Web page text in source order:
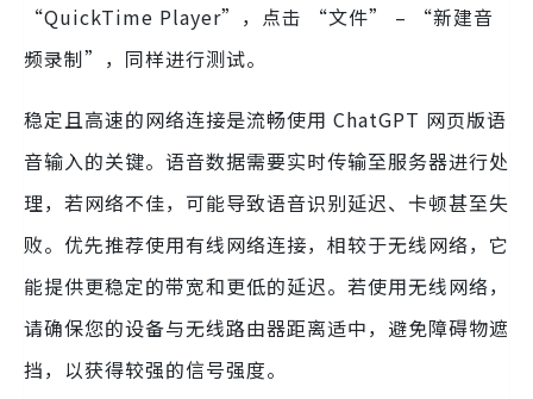
“QuickTime Player”，点击 “文件” – “新建音
频录制”，同样进行测试。
稳定且高速的网络连接是流畅使用 ChatGPT 网页版语
音输入的关键。语音数据需要实时传输至服务器进行处
理，若网络不佳，可能导致语音识别延迟、卡顿甚至失
败。优先推荐使用有线网络连接，相较于无线网络，它
能提供更稳定的带宽和更低的延迟。若使用无线网络，
请确保您的设备与无线路由器距离适中，避免障碍物遮
挡，以获得较强的信号强度。